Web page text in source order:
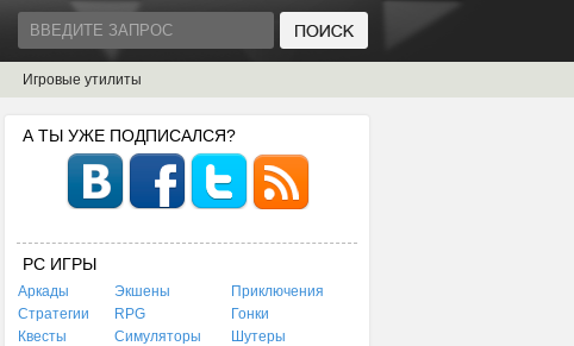
Игровые утилиты
А ТЫ УЖЕ ПОДПИСАЛСЯ?
PC ИГРЫ
Аркады Экшены
Приключения
Стратегии
RPG
Гонки
Квесты
Симуляторы
Шутеры